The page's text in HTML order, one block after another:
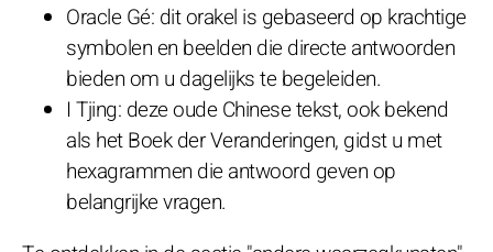
Oracle Gé: dit orakel is gebaseerd op krachtige
symbolen en beelden die directe antwoorden
bieden om u dagelijks te begeleiden.
I Tjing: deze oude Chinese tekst, ook bekend
als het Boek der Veranderingen, gidst u met
hexagrammen die antwoord geven op
belangrijke vragen.